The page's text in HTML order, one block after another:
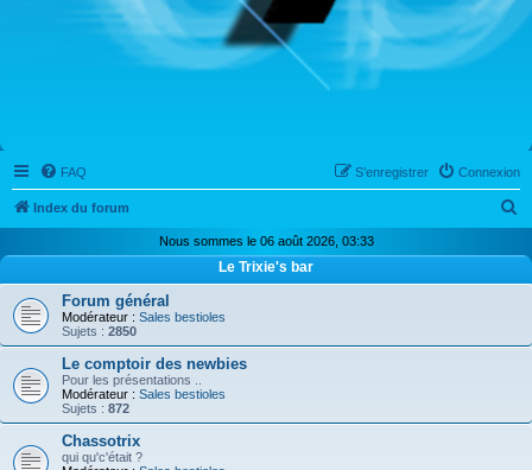
FAQ Connexion
S’enregistrer
Index du forum
r
Nous sommes le 06 août 2026, 03:33
Le Trixie's bar
Forum général
Modérateur : Sales bestioles
Sujets : 2850
Le comptoir des newbies
Pour les présentations ..
Modérateur : Sales bestioles
Sujets : 872
Chassotrix
qui qu'c'était ?